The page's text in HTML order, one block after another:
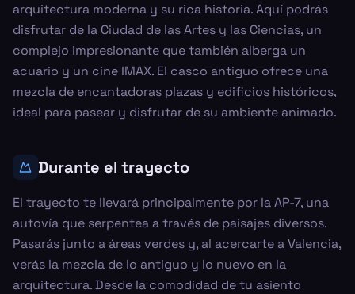
arquitectura moderna y su rica historia. Aquí podrás
disfrutar de la Ciudad de las Artes y las Ciencias, un
complejo impresionante que también alberga un
acuario y un cine IMAX. El casco antiguo ofrece una
mezcla de encantadoras plazas y edificios históricos,
ideal para pasear y disfrutar de su ambiente animado.
Durante el trayecto
El trayecto te llevará principalmente por la AP-7, una
autovía que serpentea a través de paisajes diversos.
Pasarás junto a áreas verdes y, al acercarte a Valencia,
verás la mezcla de lo antiguo y lo nuevo en la
arquitectura. Desde la comodidad de tu asiento